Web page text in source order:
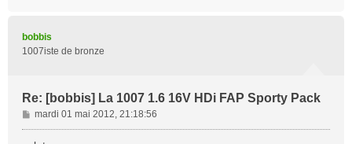
bobbis
1007iste de bronze
Re: [bobbis] La 1007 1.6 16V HDi FAP Sporty Pack
M
e
s
mardi 01 mai 2012, 21:18:56